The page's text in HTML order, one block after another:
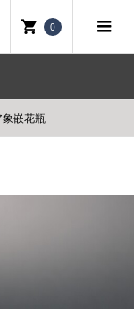
0
嵌花瓶